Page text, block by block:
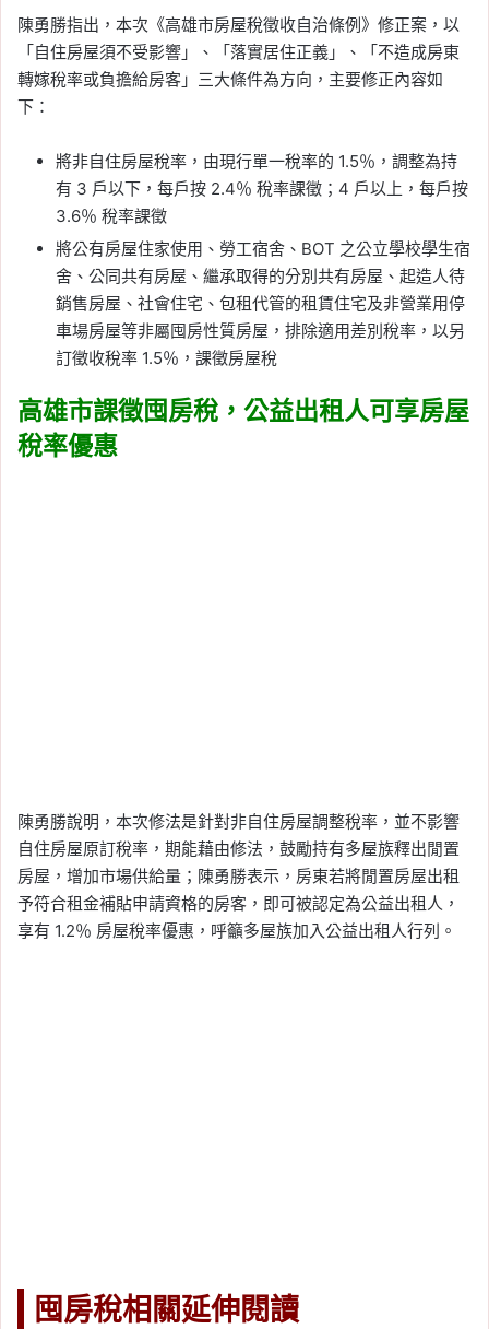
陳勇勝指出，本次《高雄市房屋稅徵收自治條例》修正案，以
「自住房屋須不受影響」、「落實居住正義」、「不造成房東
轉嫁稅率或負擔給房客」三大條件為方向，主要修正內容如
下：
將非自住房屋稅率，由現行單一稅率的 1.5％，調整為持
有 3 戶以下，每戶按 2.4％ 稅率課徵；4 戶以上，每戶按
3.6％ 稅率課徵
將公有房屋住家使用、勞工宿舍、BOT 之公立學校學生宿
舍、公同共有房屋、繼承取得的分別共有房屋、起造人待
銷售房屋、社會住宅、包租代管的租賃住宅及非營業用停
車場房屋等非屬囤房性質房屋，排除適用差別稅率，以另
訂徵收稅率 1.5％，課徵房屋稅
高雄市課徵囤房稅，公益出租人可享房屋
稅率優惠
陳勇勝說明，本次修法是針對非自住房屋調整稅率，並不影響
自住房屋原訂稅率，期能藉由修法，鼓勵持有多屋族釋出閒置
房屋，增加市場供給量；陳勇勝表示，房東若將閒置房屋出租
予符合租金補貼申請資格的房客，即可被認定為公益出租人，
享有 1.2％ 房屋稅率優惠，呼籲多屋族加入公益出租人行列。
囤房稅相關延伸閱讀